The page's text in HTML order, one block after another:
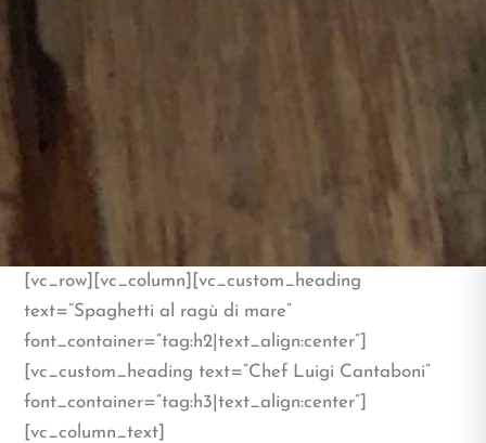
[vc_row][vc_column][vc_custom_heading
text=”Spaghetti al ragù di mare”
font_container=”tag:h2|text_align:center”]
[vc_custom_heading text=”Chef Luigi Cantaboni”
font_container=”tag:h3|text_align:center”]
[vc_column_text]